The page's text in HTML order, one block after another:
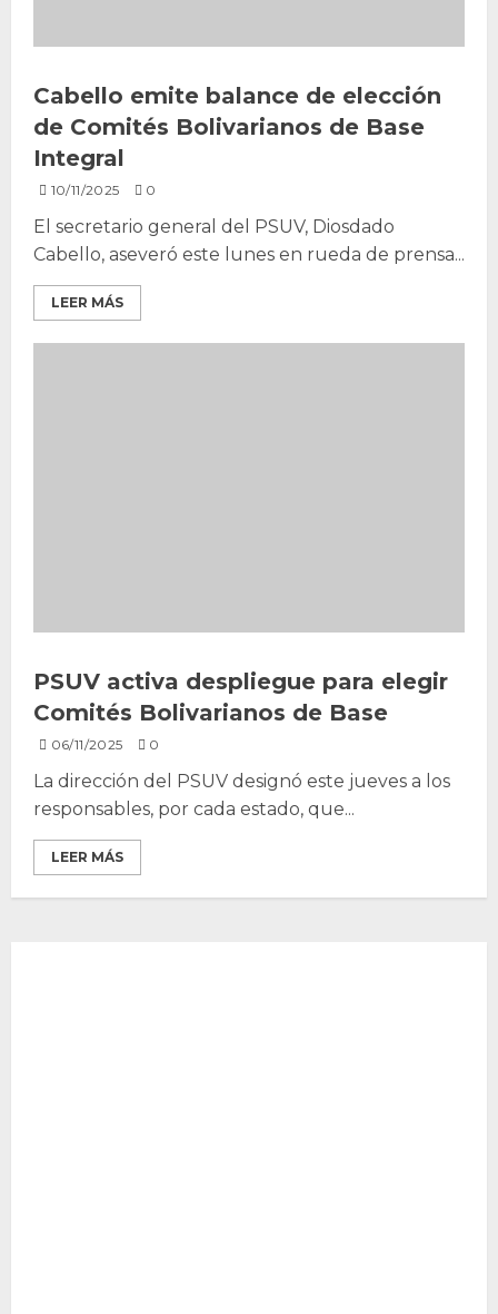
Cabello emite balance de elección
de Comités Bolivarianos de Base
Integral
10/11/2025 0
El secretario general del PSUV, Diosdado
Cabello, aseveró este lunes en rueda de prensa...
LEER MÁS
PSUV activa despliegue para elegir
Comités Bolivarianos de Base
06/11/2025 0
La dirección del PSUV designó este jueves a los
responsables, por cada estado, que...
LEER MÁS